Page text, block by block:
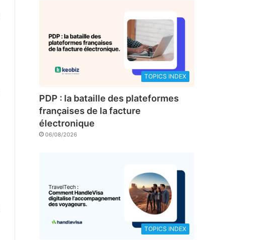
TOPICS INDEX
PDP : la bataille des plateformes
françaises de la facture
électronique
06/08/2026
TOPICS INDEX